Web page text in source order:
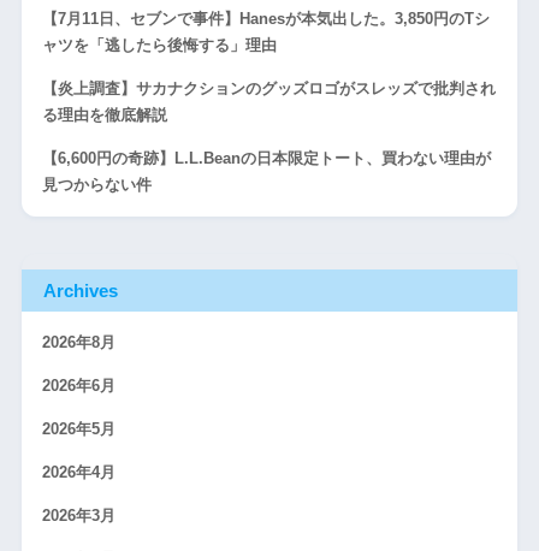
【7月11日、セブンで事件】Hanesが本気出した。3,850円のTシ
ャツを「逃したら後悔する」理由
【炎上調査】サカナクションのグッズロゴがスレッズで批判され
る理由を徹底解説
【6,600円の奇跡】L.L.Beanの日本限定トート、買わない理由が
見つからない件
Archives
2026年8月
2026年6月
2026年5月
2026年4月
2026年3月